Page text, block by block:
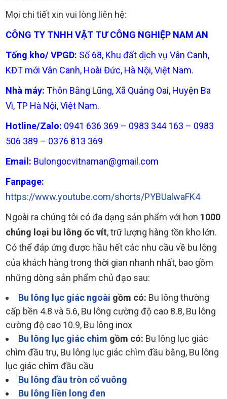
Mọi chi tiết xin vui lòng liên hệ:
CÔNG TY TNHH VẬT TƯ CÔNG NGHIỆP NAM AN
Tổng kho/ VPGD: Số 68, Khu đất dịch vụ Vân Canh,
KĐT mới Vân Canh, Hoài Đức, Hà Nội, Việt Nam.
Nhà máy: Thôn Bằng Lũng, Xã Quảng Oai, Huyện Ba
Vì, TP Hà Nội, Việt Nam.
Hotline/Zalo: 0941 636 369 – 0983 344 163 – 0983
506 389 – 0376 813 369
Email: Bulongocvitnaman@gmail.com
Fanpage:
https://www.youtube.com/shorts/PYBUalwaFK4
Ngoài ra chúng tôi có đa dạng sản phẩm với hơn 1000
chủng loại bu lông ốc vít, trữ lượng hàng tồn kho lớn.
Có thể đáp ứng được hầu hết các nhu cầu về bu lông
của khách hàng trong thời gian nhanh nhất, bao gồm
những dòng sản phẩm chủ đạo sau:
Bu lông lục giác ngoài gồm có: Bu lông thường
cấp bền 4.8 và 5.6, Bu lông cường độ cao 8.8, Bu lông
cường độ cao 10.9, Bu lông inox
Bu lông lục giác chìm gồm có: Bu lông lục giác
chìm đầu trụ, Bu lông lục giác chìm đầu bằng, Bu lông
lục giác chìm đầu cầu
Bu lông đầu tròn cổ vuông
Bu lông liền long đen